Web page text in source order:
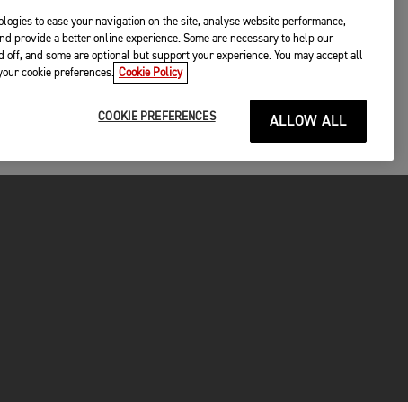
to ease your navigation on the site, analyse website performance,
provide a better online experience. Some are necessary to help our
and some are optional but support your experience. You may accept all
cookie preferences. Cookie Policy
COOKIE PREFERENCES ALLOW ALL